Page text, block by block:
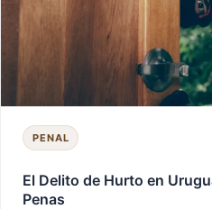
PENAL
El Delito de Hurto en
Penas
en
Uruguay:
Penas